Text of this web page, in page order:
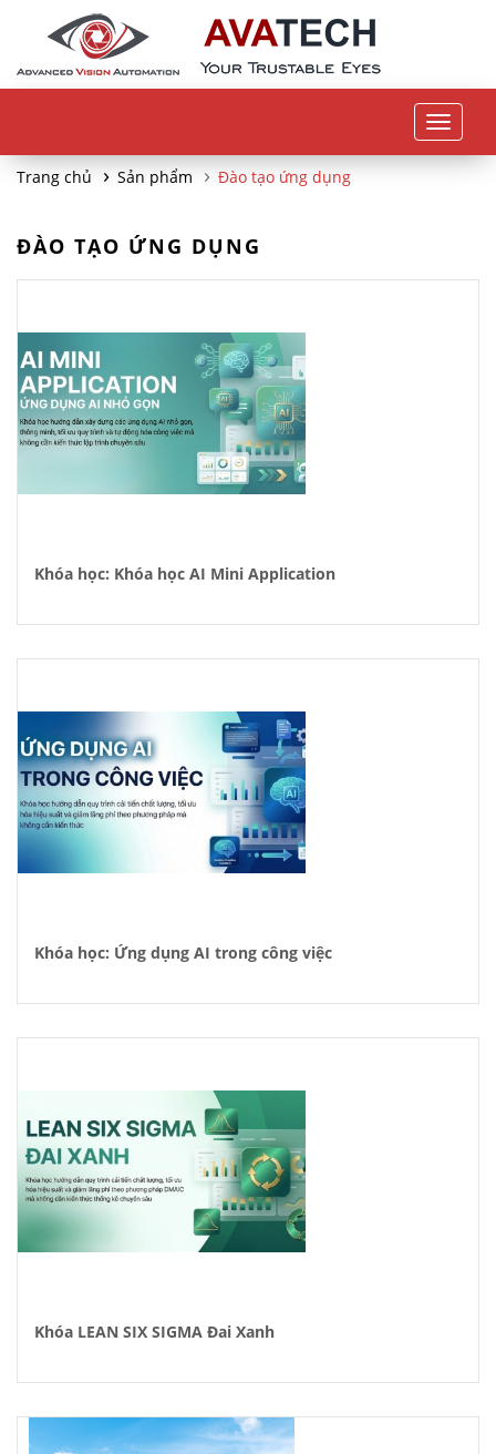
Toggle
Trang chủ
Sản phẩm Đào tạo ứng dụng
ĐÀO TẠO ỨNG DỤNG
Khóa học: Khóa học AI Mini Application
Khóa học: Ứng dụng AI trong công việc
Khóa LEAN SIX SIGMA Đai Xanh